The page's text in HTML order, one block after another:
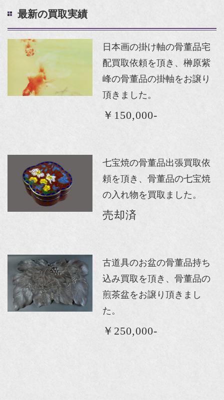
最新の買取実績
日本画の掛け軸の骨董品宅
配買取依頼を頂き、榊原紫
峰の骨董品の掛軸をお譲り
頂きました。
￥150,000-
七宝焼の骨董品出張買取依
頼を頂き、骨董品の七宝焼
の入れ物を買取ました。
売却済
古道具のお盆の骨董品持ち
込み買取を頂き、骨董品の
煎茶盆をお譲り頂きまし
た。
￥250,000-